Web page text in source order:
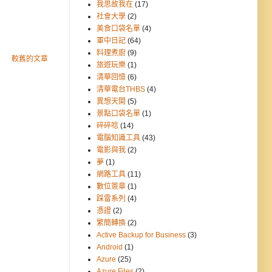
較舊的文章
我思故我在 (17)
社會大學 (2)
美食口袋名單 (4)
軍中日記 (64)
料理煮廚 (9)
旅遊玩樂 (1)
清華回憶 (6)
清華電台THBS (4)
異想天開 (5)
景點口袋名單 (1)
碎碎唸 (14)
電腦知識工具 (43)
電影與我 (2)
夢 (1)
網路工具 (11)
數位簽章 (1)
踩雷系列 (4)
憑證 (2)
繁簡轉換 (2)
Active Backup for Business (3)
Android (1)
Azure (25)